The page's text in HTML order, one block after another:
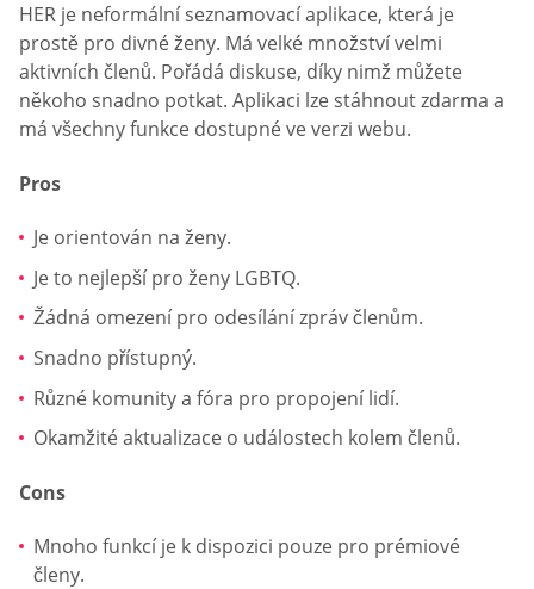
HER je neformální seznamovací aplikace, která je
prostě pro divné ženy. Má velké množství velmi
aktivních členů. Pořádá diskuse, díky nimž můžete
někoho snadno potkat. Aplikaci lze stáhnout zdarma a
má všechny funkce dostupné ve verzi webu.
Pros
Je orientován na ženy.
Je to nejlepší pro ženy LGBTQ.
Žádná omezení pro odesílání zpráv členům.
Snadno přístupný.
Různé komunity a fóra pro propojení lidí.
Okamžité aktualizace o událostech kolem členů.
Cons
Mnoho funkcí je k dispozici pouze pro prémiové
členy.